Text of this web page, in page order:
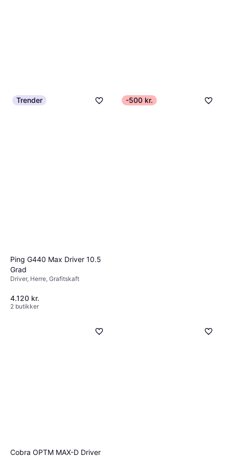
Trender
Ping G440 Max Driver 10.5
Grad
Driver, Herre, Grafitskaft
4.120 kr.
2 butikker
-500 kr.
Titleist GT2 Herre Driver 11.0°
Cobra OPTM MAX-D Driver